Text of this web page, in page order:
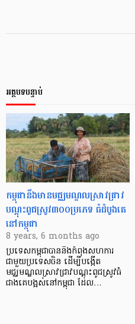
អត្ថបទបន្ទាប់
កម្ពុជា​នឹង​មាន​មជ្ឈមណ្ឌល​ស្រាវជ្រាវ​
បណ្តុះ​ពូជ​ស្រូវ​៣០០​ប្រភេទ ធំ​ដំបូង​គេ​
នៅ​កម្ពុជា
8 years, 6 months ago
ប្រទេស​កម្ពុជា​បាន​និង​កំពុង​សហការ​
ជាមួយ​ប្រទេស​ចិន ដើម្បី​បង្កើត​
មជ្ឈមណ្ឌល​ស្រាវជ្រាវ​បណ្តុះ​ពូជ​​ស្រូវ​ធំ​
ជាង​គេ​បង្អស់​នៅ​កម្ពុជា ដែល​…